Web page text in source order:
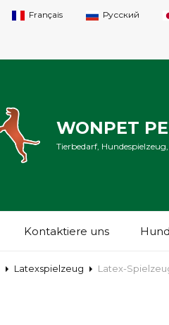
Français Русский
WONPET
Tierbedarf,
Kontaktiere uns
Latexspielzeug Latex-